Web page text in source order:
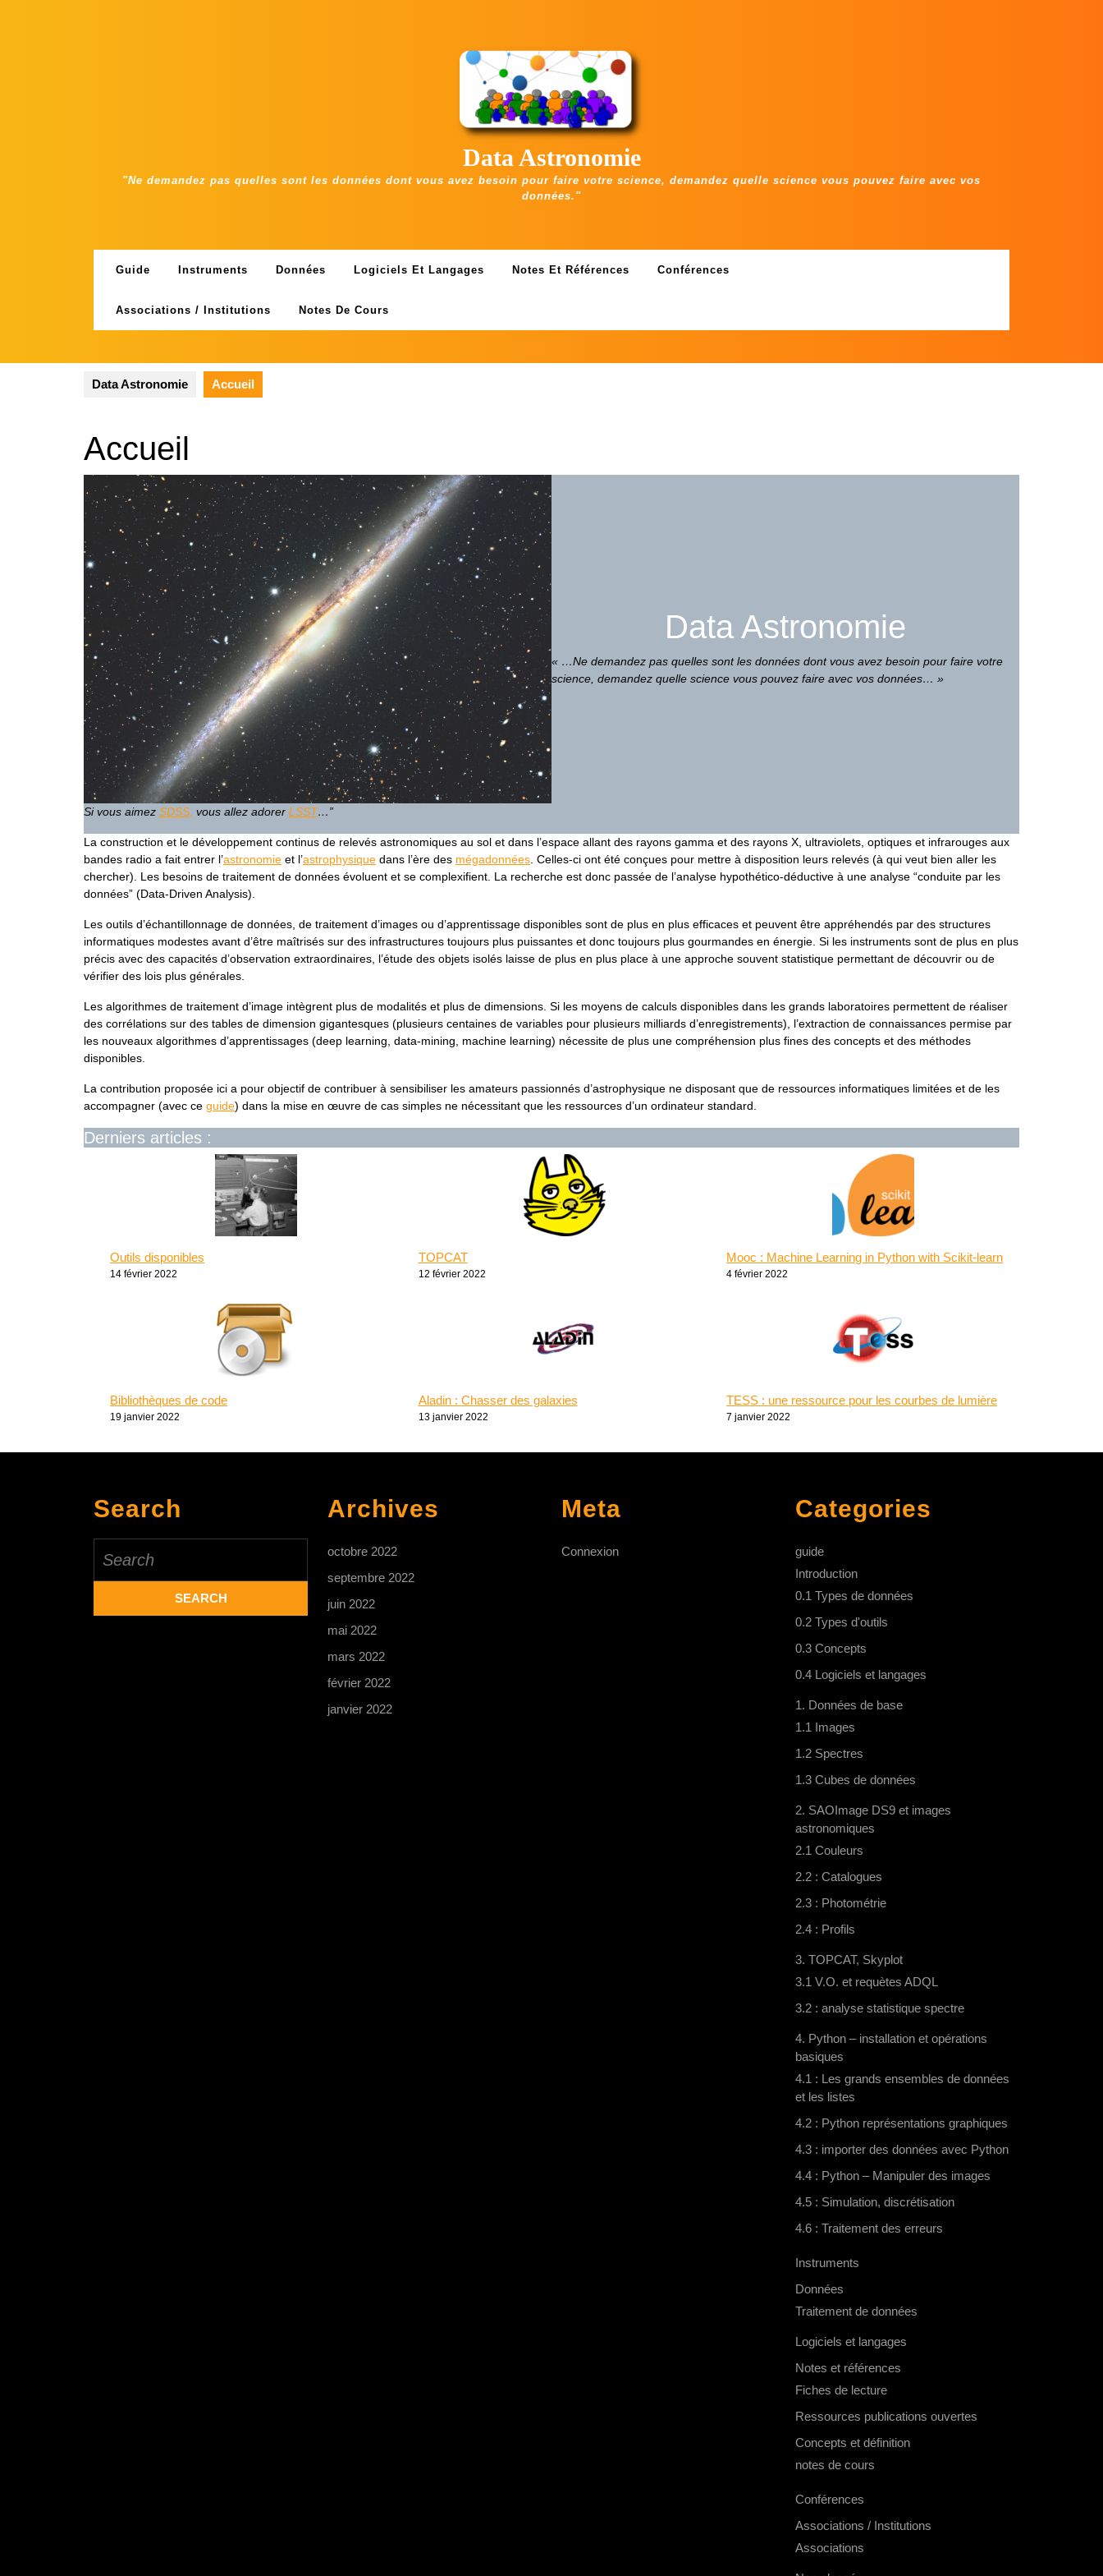
Data Astronomie
"Ne demandez pas quelles sont les données dont vous avez besoin pour faire votre science, demandez quelle science vous pouvez faire avec vos
données."
Guide Instruments Données Logiciels Et Langages Notes Et Références Conférences
Associations / Institutions Notes De Cours
Data Astronomie Accueil
Accueil
Si vous aimez SDSS, vous allez adorer LSST…”
Data Astronomie
« …Ne demandez pas quelles sont les données dont vous avez besoin pour faire votre
science, demandez quelle science vous pouvez faire avec vos données… »
La construction et le développement continus de relevés astronomiques au sol et dans l’espace allant des rayons gamma et des rayons X, ultraviolets, optiques et infrarouges aux
bandes radio a fait entrer l’astronomie et l’astrophysique dans l’ère des mégadonnées . Celles-ci ont été conçues pour mettre à disposition leurs relevés (à qui veut bien aller les
chercher). Les besoins de traitement de données évoluent et se complexifient. La recherche est donc passée de l’analyse hypothético-déductive à une analyse “conduite par les
données” (Data-Driven Analysis).
Les outils d’échantillonnage de données, de traitement d’images ou d’apprentissage disponibles sont de plus en plus efficaces et peuvent être appréhendés par des structures
informatiques modestes avant d’être maîtrisés sur des infrastructures toujours plus puissantes et donc toujours plus gourmandes en énergie. Si les instruments sont de plus en plus
précis avec des capacités d’observation extraordinaires, l’étude des objets isolés laisse de plus en plus place à une approche souvent statistique permettant de découvrir ou de
vérifier des lois plus générales.
Les algorithmes de traitement d’image intègrent plus de modalités et plus de dimensions. Si les moyens de calculs disponibles dans les grands laboratoires permettent de réaliser
des corrélations sur des tables de dimension gigantesques (plusieurs centaines de variables pour plusieurs milliards d’enregistrements), l’extraction de connaissances permise par
les nouveaux algorithmes d’apprentissages (deep learning, data-mining, machine learning) nécessite de plus une compréhension plus fines des concepts et des méthodes
disponibles.
La contribution proposée ici a pour objectif de contribuer à sensibiliser les amateurs passionnés d’astrophysique ne disposant que de ressources informatiques limitées et de les
accompagner (avec ce guide) dans la mise en œuvre de cas simples ne nécessitant que les ressources d’un ordinateur standard.
Derniers articles :
Outils disponibles
14 février 2022
TOPCAT
12 février 2022
Mooc : Machine Learning in Python with Scikit-learn
4 février 2022
Bibliothèques de code
19 janvier 2022
Aladin : Chasser des galaxies
13 janvier 2022
TESS : une ressource pour les courbes de lumière
7 janvier 2022
Search
for:
Archives
octobre 2022
septembre 2022
juin 2022
mai 2022
mars 2022
février 2022
janvier 2022
Meta
Connexion
Categories
guide
Introduction
0.1 Types de données
0.2 Types d'outils
0.3 Concepts
0.4 Logiciels et langages
1. Données de base
1.1 Images
1.2 Spectres
1.3 Cubes de données
2. SAOImage DS9 et images
astronomiques
2.1 Couleurs
2.2 : Catalogues
2.3 : Photométrie
2.4 : Profils
3. TOPCAT, Skyplot
3.1 V.O. et requètes ADQL
3.2 : analyse statistique spectre
4. Python – installation et opérations
basiques
4.1 : Les grands ensembles de données
et les listes
4.2 : Python représentations graphiques
4.3 : importer des données avec Python
4.4 : Python – Manipuler des images
4.5 : Simulation, discrétisation
4.6 : Traitement des erreurs
Instruments
Données
Traitement de données
Logiciels et langages
Notes et références
Fiches de lecture
Ressources publications ouvertes
Concepts et définition
notes de cours
Conférences
Associations / Institutions
Associations